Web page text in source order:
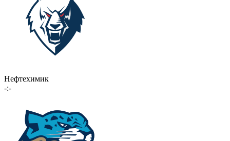
Нефтехимик
-:-